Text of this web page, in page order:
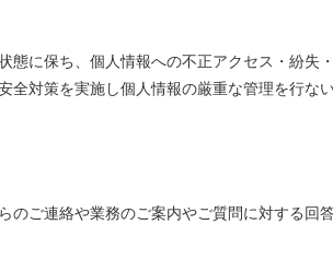
態に保ち、個人情報への不正アクセス・紛
対策を実施し個人情報の厳重な管理を行ない
ご連絡や業務のご案内やご質問に対する回